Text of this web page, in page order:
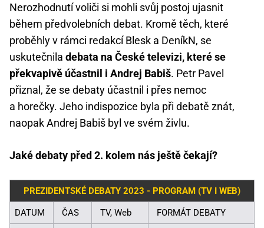
Nerozhodnutí voliči si mohli svůj postoj ujasnit
během předvolebních debat. Kromě těch, které
proběhly v rámci redakcí Blesk a DeníkN, se
uskutečnila debata na České televizi, které se
překvapivě účastnil i Andrej Babiš. Petr Pavel
přiznal, že se debaty účastnil i přes nemoc
a horečky. Jeho indispozice byla při debatě znát,
naopak Andrej Babiš byl ve svém živlu.
Jaké debaty před 2. kolem nás ještě čekají?
PREZIDENTSKÉ DEBATY 2023 - PROGRAM (TV I WEB)
DATUM ČAS TV, Web FORMÁT DEBATY